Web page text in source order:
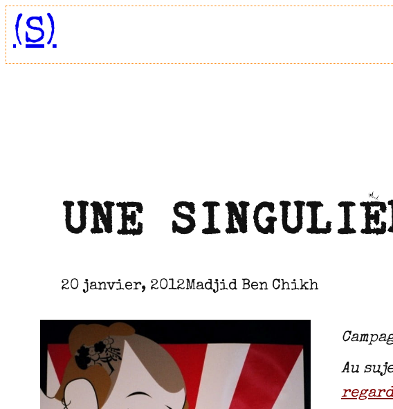
Aller
au
contenu
(S)
UNE
20 janvier, 2012Madjid Ben Chikh
Au